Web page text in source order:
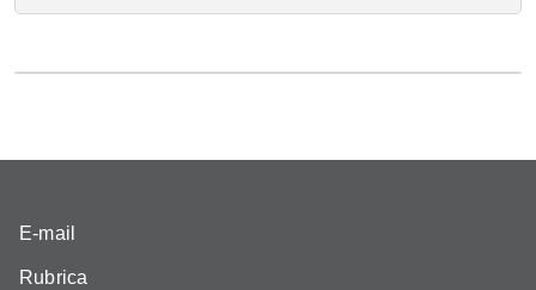
E-mail
Rubrica